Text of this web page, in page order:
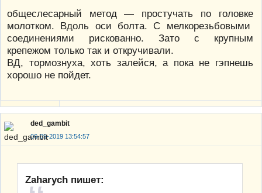
общеслесарный метод — простучать по головке
молотком. Вдоль оси болта. С мелкорезьбовыми
соединениями рискованно. Зато с крупным
крепежом только так и откручивали.
ВД, тормознуха, хоть залейся, а пока не гэпнешь
хорошо не пойдет.
ded_gambit
06-09-2019 13:54:57
Zaharych пишет: